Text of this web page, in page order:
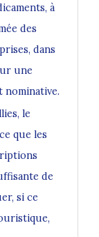
à
des
dans
une
le
que les
de
si ce